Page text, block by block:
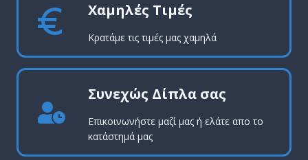
Χαμηλές Τιμές
Κρατάμε τις τιμές μας χαμηλά
Συνεχώς Δίπλα σας
Επικοινωνήστε μαζί μας ή ελάτε απο το
κατάστημά μας